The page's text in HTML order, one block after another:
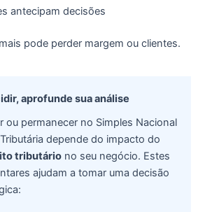
antecipam decisões
pode perder margem ou clientes.
aprofunde sua análise
ou permanecer no Simples Nacional
depende do impacto do
tributário no seu negócio. Estes
ajudam a tomar uma decisão